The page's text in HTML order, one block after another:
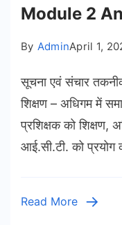
Module 2
By AdminApril 1,
सूचना एवं संचार
शिक्षण – अधिगम में
प्रशिक्षक को
आई.सी.टी. को
Read More